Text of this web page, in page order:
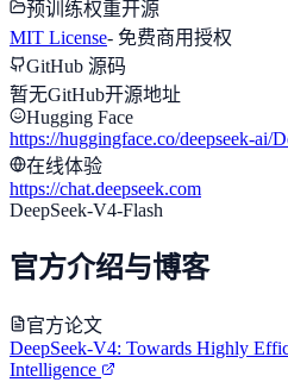
预训练权重开源
MIT License- 免费商用授权
GitHub 源码
暂无GitHub开源地址
Hugging Face
https://huggingface.co/deepseek-ai/
在线体验
https://chat.deepseek.com
DeepSeek-V4-Flash
官方介绍与博客
官方论文
DeepSeek-V4: Towards Highly
Intelligence